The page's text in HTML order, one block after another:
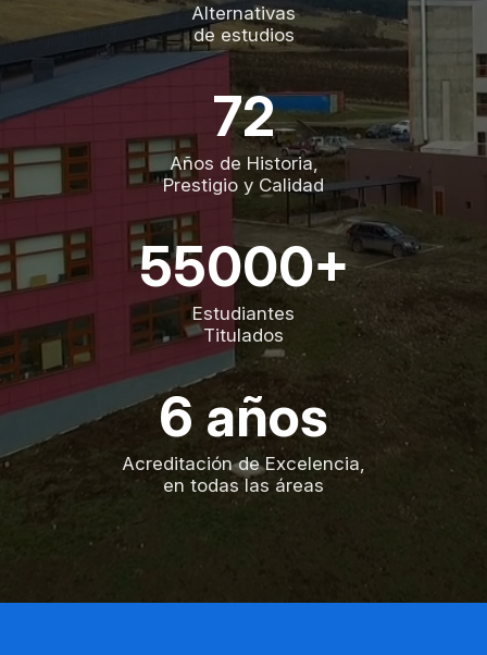
Alternativas
de estudios
72
Años de Historia,
Prestigio y Calidad
55000+
Estudiantes
Titulados
6 años
Acreditación de Excelencia,
en todas las áreas